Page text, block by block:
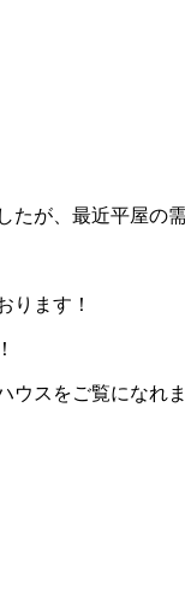
が、最近平屋の
ります！
ウスをご覧になれま